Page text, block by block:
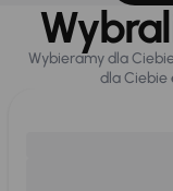
Wybieramy dla
dla Ciebie